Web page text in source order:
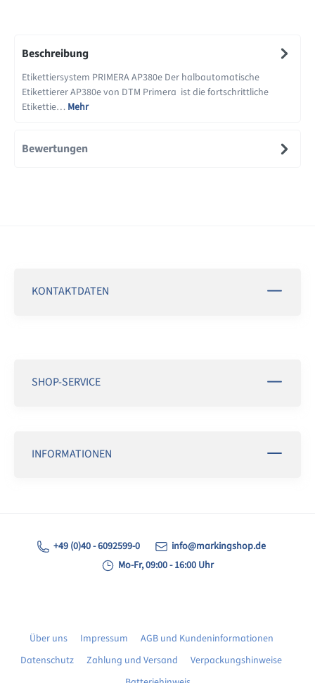
Beschreibung
Etikettiersystem PRIMERA AP380e Der halbautomatische
Etikettierer AP380e von DTM Primera ist die fortschrittliche
Etikettie… Mehr
Bewertungen
KONTAKTDATEN
SHOP-SERVICE
INFORMATIONEN
+49 (0)40 - 6092599-0
info@markingshop.de
Mo-Fr, 09:00 - 16:00 Uhr
Über uns Impressum
AGB und Kundeninformationen
Datenschutz
Zahlung und Versand
Verpackungshinweise